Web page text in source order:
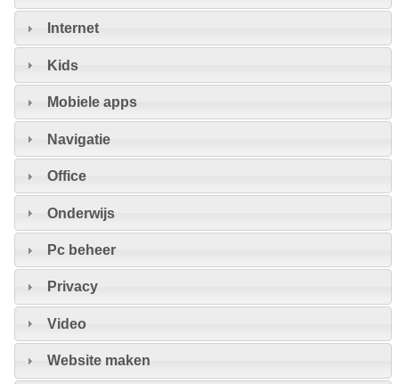
Internet
Kids
Mobiele apps
Navigatie
Office
Onderwijs
Pc beheer
Privacy
Video
Website maken